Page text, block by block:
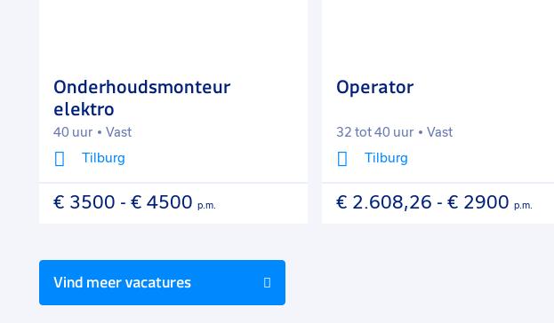
Onderhoudsmonteur
elektro
40 uur
Vast
Tilburg
€ 3500 - € 4500 p.m.
Operator
32 tot 40 uur
Vast
Tilburg
€ 2.608,26 - € 2900 p.m.
Vind meer vacatures